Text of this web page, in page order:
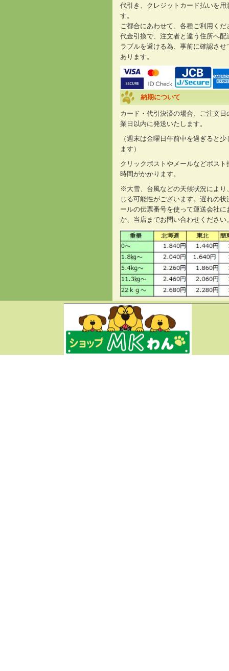
代引き、クレジットカード払いを用
す。
ご都合にあわせて、各種ご利用くだ
代金引換で、注文者と違う住所へ配
ラブルを避ける為、事前に確認させ
あります。
納期について
カード・代引決済の場合、ご注文
業日以内に発送いたします。
（週末は金曜日午前中を過ぎると
ます）
クリックポストやメールなどポスト
時間がかかります。
※大雪、台風などの天候状況により
じる可能性がございます。遅れの
ールの伝票番号を使って運送会社に
か、当店までお問い合わせください